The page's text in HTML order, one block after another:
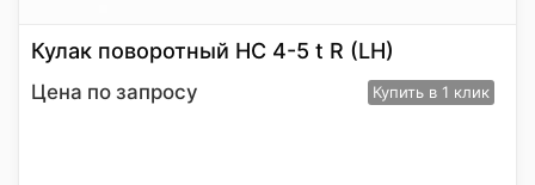
Кулак поворотный HC 4-5 t R (LH)
Цена по запросу Купить в 1 клик